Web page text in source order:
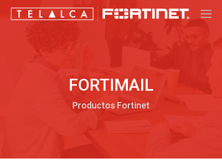
FORTIMAIL
Productos Fortinet